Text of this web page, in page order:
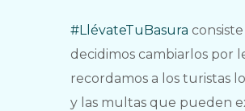
#LlévateTuBasura
decidimos cambiarlos por
recordamos a los turistas
y las multas que pueden